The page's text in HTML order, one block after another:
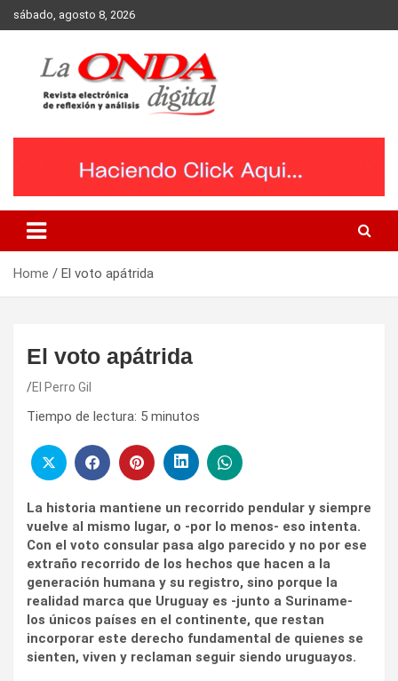
Skip
to
sábado, agosto 8, 2026
Home El voto apátrida
El voto apátrida
El Perro Gil
Tiempo de lectura: 5 minutos
La historia mantiene un recorrido pendular y siempre
vuelve al mismo lugar, o -por lo menos- eso intenta.
Con el voto consular pasa algo parecido y no por ese
extraño recorrido de los hechos que hacen a la
generación humana y su registro, sino porque la
realidad marca que Uruguay es -junto a Suriname-
los únicos países en el continente, que restan
incorporar este derecho fundamental de quienes se
sienten, viven y reclaman seguir siendo uruguayos.